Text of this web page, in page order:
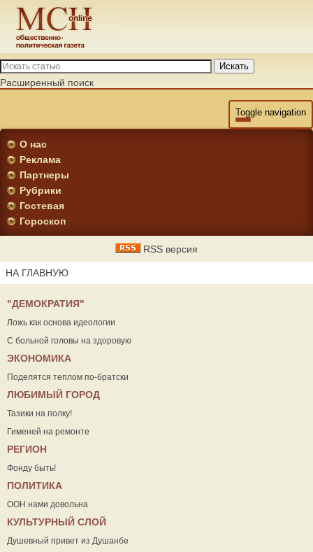
Искать
Расширенный поиск
Toggle navigation
О нас
Реклама
Партнеры
Рубрики
Гостевая
Гороскоп
RSS версия
НА ГЛАВНУЮ
"ДЕМОКРАТИЯ"
Ложь как основа идеологии
С больной головы на здоровую
ЭКОНОМИКА
Поделятся теплом по-братски
ЛЮБИМЫЙ ГОРОД
Тазики на полку!
Гименей на ремонте
РЕГИОН
Фонду быть!
ПОЛИТИКА
ООН нами довольна
КУЛЬТУРНЫЙ СЛОЙ
Душевный привет из Душанбе